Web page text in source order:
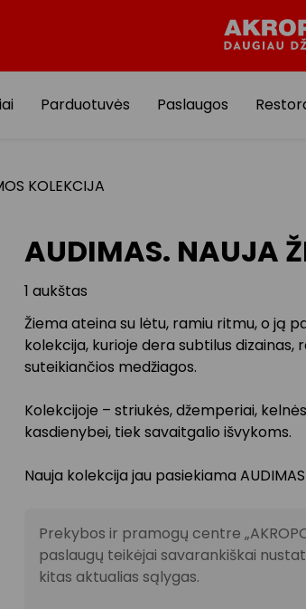
Parduotuvės Paslaugos
KOLEKCIJA
AUDIMAS. NAUJA
1 aukštas
Žiema ateina su lėtu, ramiu ritmu, o ją
kolekcija, kurioje dera subtilus
suteikiančios medžiagos.
Kolekcijoje – striukės, džemperiai,
kasdienybei, tiek savaitgalio išvykoms.
Nauja kolekcija jau pasiekiama
Prekybos ir pramogų centre
paslaugų teikėjai savarankiškai
kitas aktualias sąlygas.